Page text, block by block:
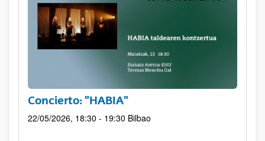
Concierto: "HABIA"
22/05/2026, 18:30 - 19:30 Bilbao